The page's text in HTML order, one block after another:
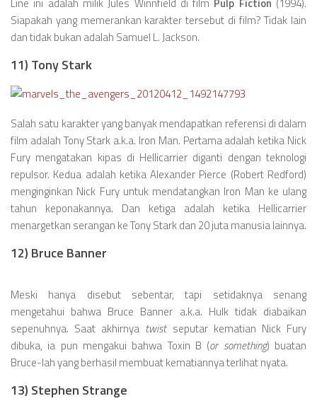
Siapakah yang memerankan karakter tersebut di film? Tidak lain
dan tidak bukan adalah Samuel L. Jackson.
11) Tony Stark
Salah satu karakter yang banyak mendapatkan referensi di dalam
film adalah Tony Stark a.k.a. Iron Man. Pertama adalah ketika Nick
Fury mengatakan kipas di Hellicarrier diganti dengan teknologi
repulsor. Kedua adalah ketika Alexander Pierce (Robert Redford)
menginginkan Nick Fury untuk mendatangkan Iron Man ke ulang
tahun keponakannya. Dan ketiga adalah ketika Hellicarrier
menargetkan serangan ke Tony Stark dan 20 juta manusia lainnya.
12) Bruce Banner
Meski hanya disebut sebentar, tapi setidaknya senang
mengetahui bahwa Bruce Banner a.k.a. Hulk tidak diabaikan
sepenuhnya. Saat akhirnya twistseputar kematian Nick Fury
dibuka, ia pun mengakui bahwa Toxin B (or something) buatan
Bruce-lah yang berhasil membuat kematiannya terlihat nyata.
13) Stephen Strange